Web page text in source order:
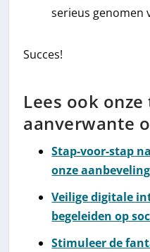
serieus genomen
Succes!
Lees ook
aanverwante
Stap-voor-stap
onze
Veilige digitale
begeleiden op
Stimuleer de